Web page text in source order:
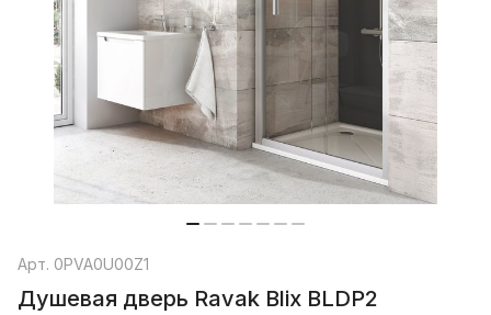
Арт. 0PVA0U00Z1
Душевая дверь Ravak Blix BLDP2